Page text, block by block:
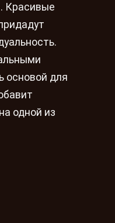
Красивые
основой для
одной из